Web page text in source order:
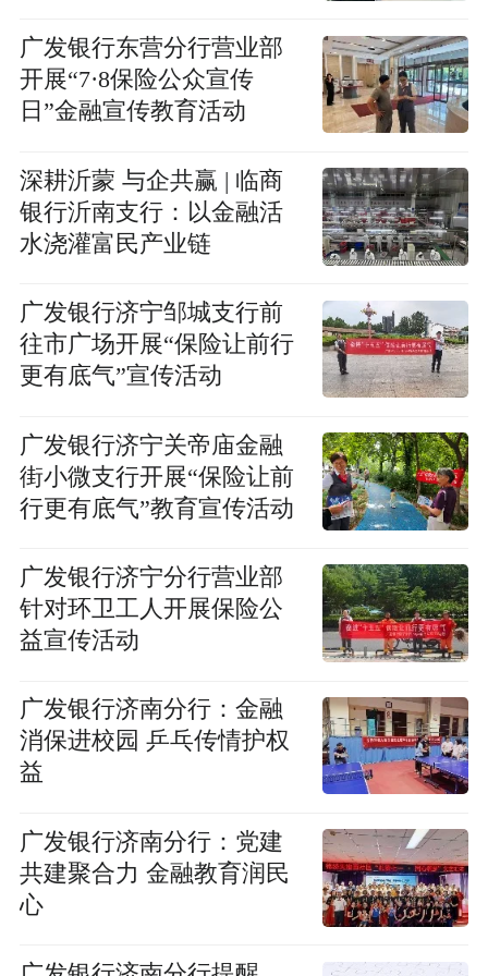
广发银行东营分行营业部
开展“7·8保险公众宣传
日”金融宣传教育活动
深耕沂蒙 与企共赢 | 临商
银行沂南支行：以金融活
水浇灌富民产业链
广发银行济宁邹城支行前
往市广场开展“保险让前行
更有底气”宣传活动
广发银行济宁关帝庙金融
街小微支行开展“保险让前
行更有底气”教育宣传活动
广发银行济宁分行营业部
针对环卫工人开展保险公
益宣传活动
广发银行济南分行：金融
消保进校园 乒乓传情护权
益
广发银行济南分行：党建
共建聚合力 金融教育润民
心